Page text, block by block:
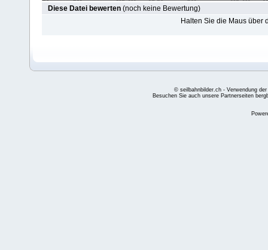
Diese Datei bewerten (noch keine Bewertung)
Halten Sie die Maus über
© seilbahnbilder.ch - Verwendung
Besuchen Sie auch unsere Partnerseiten